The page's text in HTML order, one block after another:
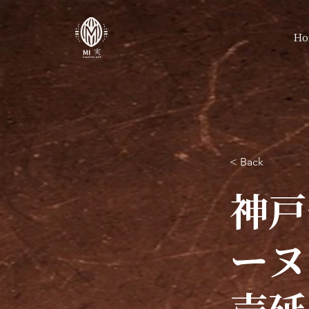
< Back
神
ー